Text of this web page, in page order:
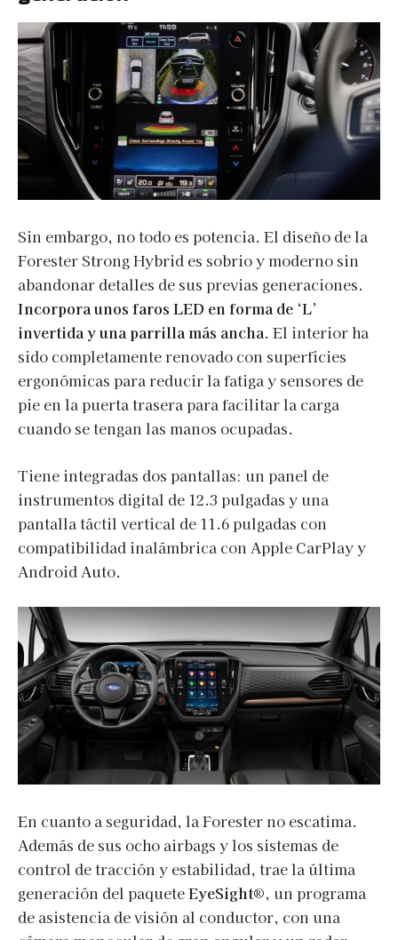
Sin embargo, no todo es potencia. El diseño de la
Forester Strong Hybrid es sobrio y moderno sin
abandonar detalles de sus previas generaciones.
Incorpora unos faros LED en forma de ‘L’
invertida y una parrilla más ancha. El interior ha
sido completamente renovado con superficies
ergonómicas para reducir la fatiga y sensores de
pie en la puerta trasera para facilitar la carga
cuando se tengan las manos ocupadas.
Tiene integradas dos pantallas: un panel de
instrumentos digital de 12.3 pulgadas y una
pantalla táctil vertical de 11.6 pulgadas con
compatibilidad inalámbrica con Apple CarPlay y
Android Auto.
En cuanto a seguridad, la Forester no escatima.
Además de sus ocho airbags y los sistemas de
control de tracción y estabilidad, trae la última
generación del paqueteEyeSight®, un programa
de asistencia de visión al conductor, con una